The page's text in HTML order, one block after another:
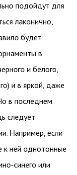
подойдут для
лаконично,
будет
в
и белого,
и в яркой, даже
в последнем
следует
Например, если
к ней однотонные
синего или